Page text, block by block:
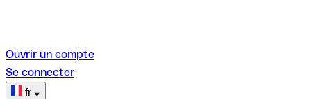
Ouvrir un compte
Se connecter
fr